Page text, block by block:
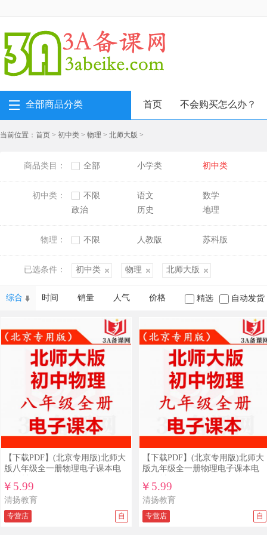
全部商品分类 首页 不会购买怎么办？
当前位置： 首页 > 初中类 > 物理 > 北师大版 >
商品类目： 全部 小学类 初中类
初中类： 不限 语文
数学
政治
历史 地理
物理： 不限 人教版 苏科版
已选条件： 初中类 物理 北师大版
综合 时间 销量 人气 价格 精选 自动发货
【下载PDF】(北京专用版)北师大
版八年级全一册物理电子课本电
￥5.99
清扬教育
专营店 自
【下载PDF】(北京专用版)北师大
版九年级全一册物理电子课本电
￥5.99
清扬教育
专营店 自